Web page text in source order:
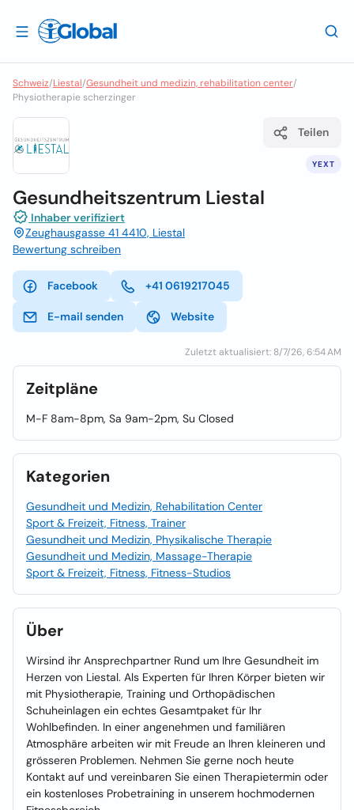
Schweiz/Liestal/Gesundheit und medizin, rehabilitation center/
Physiotherapie scherzinger
YEXT
Teilen
Gesundheitszentrum Liestal
Inhaber verifiziert
Zeughausgasse 41 4410, Liestal
Bewertung schreiben
Facebook +41 0619217045
E-mail senden Website
Zuletzt aktualisiert: 8/7/26, 6:54 AM
Zeitpläne
M-F 8am-8pm, Sa 9am-2pm, Su Closed
Kategorien
Gesundheit und Medizin, Rehabilitation Center
Sport & Freizeit, Fitness, Trainer
Gesundheit und Medizin, Physikalische Therapie
Gesundheit und Medizin, Massage-Therapie
Sport & Freizeit, Fitness, Fitness-Studios
Über
Wirsind ihr Ansprechpartner Rund um Ihre Gesundheit im
Herzen von Liestal. Als Experten für Ihren Körper bieten wir
mit Physiotherapie, Training und Orthopädischen
Schuheinlagen ein echtes Gesamtpaket für Ihr
Wohlbefinden. In einer angenehmen und familiären
Atmosphäre arbeiten wir mit Freude an Ihren kleineren und
grösseren Problemen. Nehmen Sie gerne noch heute
Kontakt auf und vereinbaren Sie einen Therapietermin oder
ein kostenloses Probetraining in unserem hochmodernen